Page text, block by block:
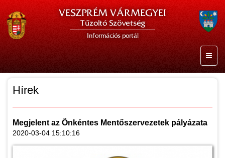
VESZPRÉM VÁRMEGYEI
Tűzoltó Szövetség
Információs portál
Hírek
Megjelent az Önkéntes Mentőszervezetek pályázata
2020-03-04 15:10:16